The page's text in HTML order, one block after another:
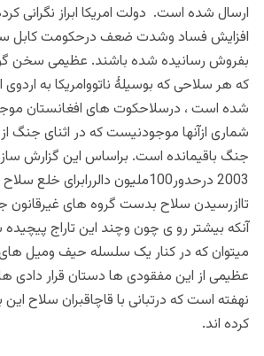
ارسال شده است. دولت امریکا ابراز نگرانی
افزایش فساد وشدت ضعف درحکومت کابل
بفروش رسانیده شده باشند. عظیمی سخن
که هر سلاحی که بوسیلۀ ناتووامریکا به
شده است ، درسلاحکوت های افغانستان
شماری ازآنها موجودنیست که در اثنای جنگ
جنگ باقیمانده است. براساس این گزارش
2003 درحدور100ملیون دالررابرای
تاازرسیدن سلاح بدست گروه های غیرقانون
آنکه بیشتر رو ی چون وچند این تاراج پیچیده
میتوان که در کنار یک سلسله حیف ومیل
عظیمی از این مفقودی ها دستان قرار دادی
نهفته است که درتبانی با قاچاقبران سلاح این
کرده اند.